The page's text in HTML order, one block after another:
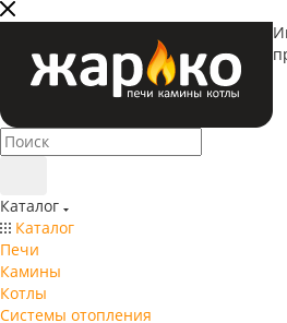
Каталог
Каталог
Печи
Камины
Котлы
Системы отопления